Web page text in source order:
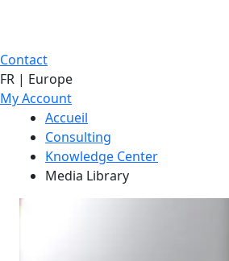
Contact
FR | Europe
My Account
Accueil
Consulting
Knowledge Center
Media Library